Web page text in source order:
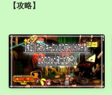
【攻略】